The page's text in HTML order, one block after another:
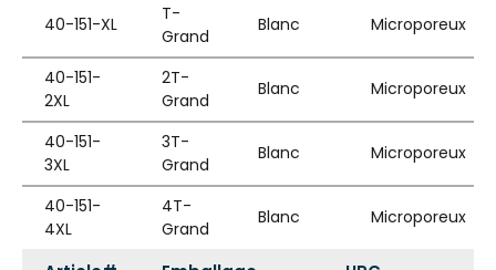
40-151-XL
T-
Grand
Blanc Microporeux
40-151-
2XL
2T-
Grand
Blanc Microporeux
40-151-
3XL
3T-
Grand
Blanc Microporeux
40-151-
4XL
4T-
Grand
Blanc Microporeux